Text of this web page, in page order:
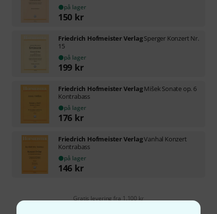
på lager
150 kr
Friedrich Hofmeister VerlagSperger Konzert Nr.
15
på lager
199 kr
Friedrich Hofmeister VerlagMišek Sonate op. 6
Kontrabass
på lager
176 kr
Friedrich Hofmeister VerlagVanhal Konzert
Kontrabass
på lager
146 kr
Gratis levering fra 1.100 kr